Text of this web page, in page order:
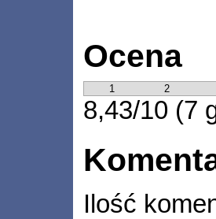
Ocena
1 2
8,43/10 (7
Ilość